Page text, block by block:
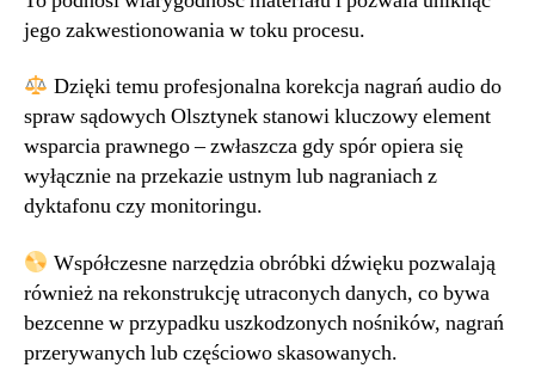
jego zakwestionowania w toku procesu.
Dzięki temu profesjonalna korekcja nagrań audio do
spraw sądowych Olsztynek stanowi kluczowy element
wsparcia prawnego – zwłaszcza gdy spór opiera się
wyłącznie na przekazie ustnym lub nagraniach z
dyktafonu czy monitoringu.
Współczesne narzędzia obróbki dźwięku pozwalają
również na rekonstrukcję utraconych danych, co bywa
bezcenne w przypadku uszkodzonych nośników, nagrań
przerywanych lub częściowo skasowanych.